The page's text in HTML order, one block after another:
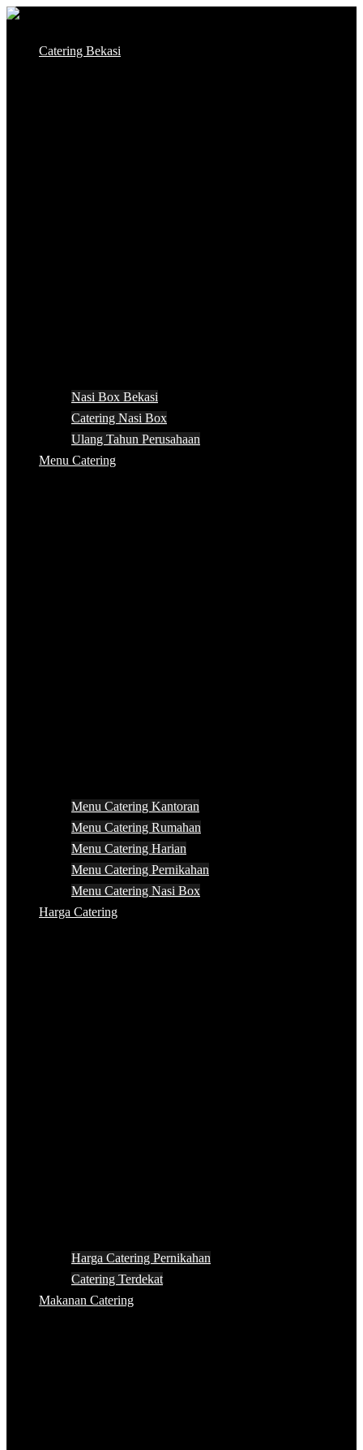
Skip
content
Catering Bekasi
Nasi Box Bekasi
Catering Nasi Box
Ulang Tahun Perusahaan
Menu Catering
Menu Catering Kantoran
Menu Catering Rumahan
Menu Catering Harian
Menu Catering Pernikahan
Menu Catering Nasi Box
Harga Catering
Harga Catering Pernikahan
Catering Terdekat
Makanan Catering